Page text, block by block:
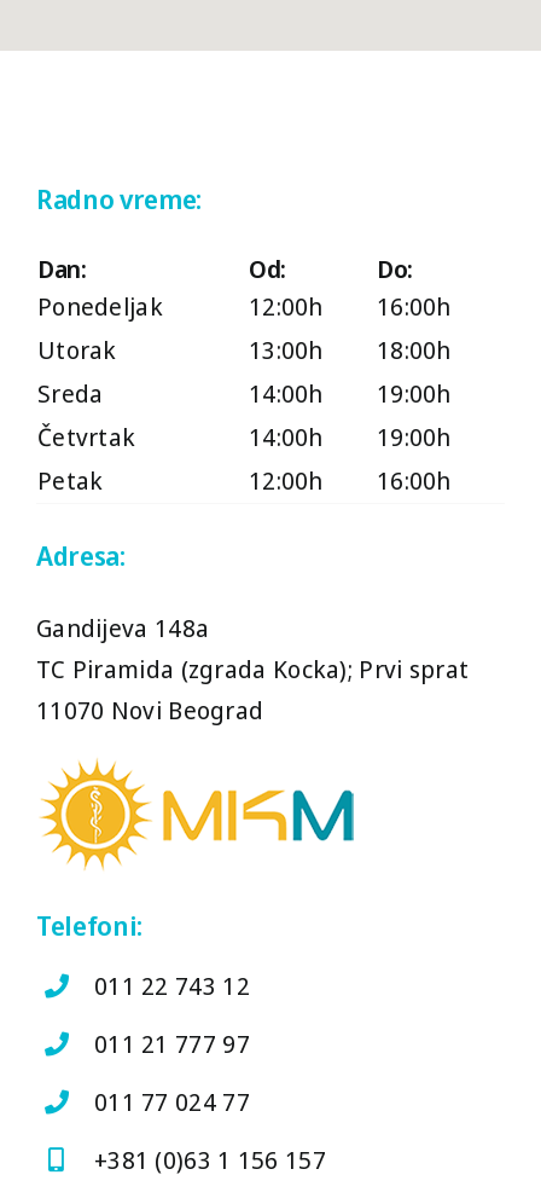
Radno vreme:
Dan: Od:
Do:
Ponedeljak
12:00h
16:00h
Utorak
13:00h
18:00h
Sreda
14:00h
19:00h
Četvrtak
14:00h
19:00h
Petak
12:00h 16:00h
Adresa:
Gandijeva 148a
TC Piramida (zgrada Kocka); Prvi sprat
11070 Novi Beograd
Telefoni:
011 22 743 12
011 21 777 97
011 77 024 77
+381 (0)63 1 156 157